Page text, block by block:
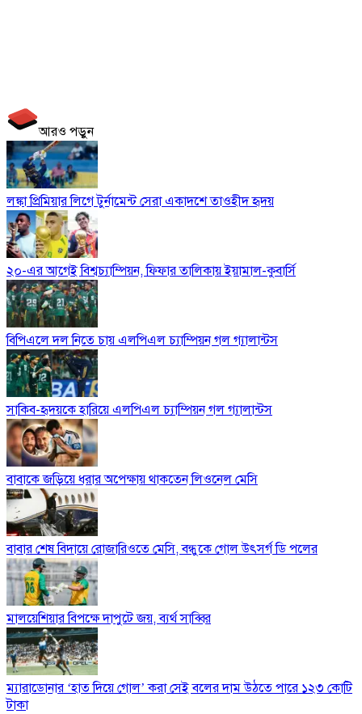
আরও পড়ুন
লঙ্কা প্রিমিয়ার লিগে টুর্নামেন্ট সেরা একাদশে তাওহীদ হৃদয়
২০-এর আগেই বিশ্বচ্যাম্পিয়ন, ফিফার তালিকায় ইয়ামাল-কুবার্সি
বিপিএলে দল নিতে চায় এলপিএল চ্যাম্পিয়ন গল গ্যালান্টস
সাকিব-হৃদয়কে হারিয়ে এলপিএল চ্যাম্পিয়ন গল গ্যালান্টস
বাবাকে জড়িয়ে ধরার অপেক্ষায় থাকতেন লিওনেল মেসি
বাবার শেষ বিদায়ে রোজারিওতে মেসি, বন্ধুকে গোল উৎসর্গ ডি পলের
মালয়েশিয়ার বিপক্ষে দাপুটে জয়, ব্যর্থ সাব্বির
ম্যারাডোনার ‘হাত দিয়ে গোল’ করা সেই বলের দাম উঠতে পারে ১২৩ কোটি
টাকা